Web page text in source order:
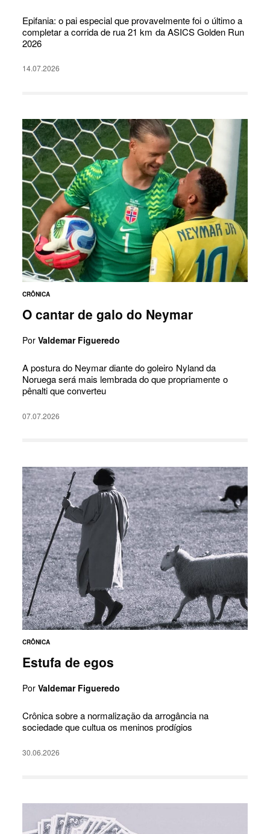
Epifania: o pai especial que provavelmente foi o último a
completar a corrida de rua 21 km da ASICS Golden Run
2026
14.07.2026
CRÔNICA
O cantar de galo do Neymar
PorValdemar Figueredo
A postura do Neymar diante do goleiro Nyland da
Noruega será mais lembrada do que propriamente o
pênalti que converteu
07.07.2026
CRÔNICA
Estufa de egos
PorValdemar Figueredo
Crônica sobre a normalização da arrogância na
sociedade que cultua os meninos prodígios
30.06.2026